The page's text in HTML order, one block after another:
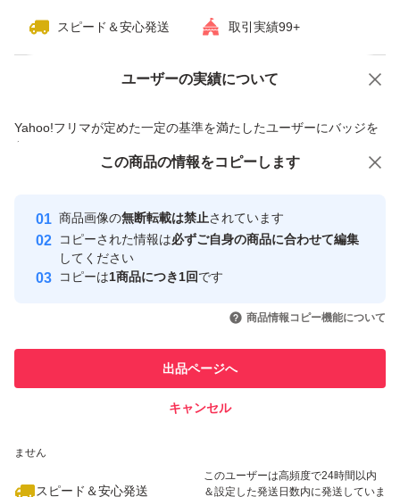
スピード＆安心発送 取引実績99+
ユーザーの実績について
Yahoo!フリマが定めた一定の基準を満たしたユーザーにバッジを
付与しています
安心取引出品者
心・安全なユーザーです
取引実績
引を完了させた実績があります
での取引実績があります
ません
スピード＆安心発送
このユーザーは高頻度で24時間以内
＆設定した発送日数内に発送していま
価格の相談 商品への質問
この商品の情報をコピーします
商品画像の無断転載は禁止されています
コピーされた情報は必ずご自身の商品に合わせて編集
してください
コピーは1商品につき1回です
商品情報コピー機能について
出品ページへ
キャンセル
この商品をみている人にオススメ